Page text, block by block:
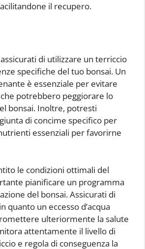
il recupero.
di utilizzare un terriccio
specifiche del tuo bonsai. Un
è essenziale per evitare
che potrebbero peggiorare lo
bonsai. Inoltre, potresti
di concime specifico per
essenziali per favorirne
le condizioni ottimali del
pianificare un programma
del bonsai. Assicurati di
quanto un eccesso d’acqua
ulteriormente la salute
attentamente il livello di
e regola di conseguenza la